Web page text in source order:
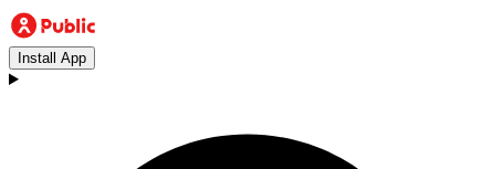
Install App